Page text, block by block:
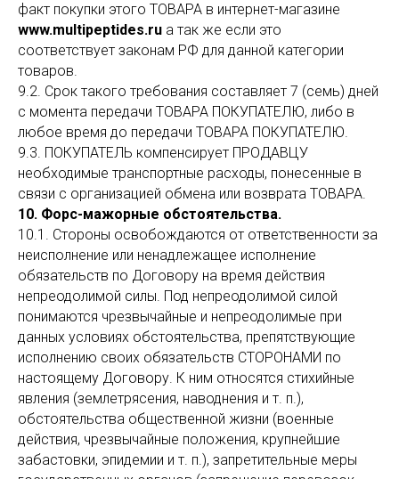
факт покупки этого ТОВАРА в интернет-магазине
www.multipeptides.ru а так же если это
соответствует законам РФ для данной категории
товаров.
9.2. Срок такого требования составляет 7 (семь) дней
с момента передачи ТОВАРА ПОКУПАТЕЛЮ, либо в
любое время до передачи ТОВАРА ПОКУПАТЕЛЮ.
9.3. ПОКУПАТЕЛЬ компенсирует ПРОДАВЦУ
необходимые транспортные расходы, понесенные в
связи с организацией обмена или возврата ТОВАРА.
10. Форс-мажорные обстоятельства.
10.1. Стороны освобождаются от ответственности за
неисполнение или ненадлежащее исполнение
обязательств по Договору на время действия
непреодолимой силы. Под непреодолимой силой
понимаются чрезвычайные и непреодолимые при
данных условиях обстоятельства, препятствующие
исполнению своих обязательств СТОРОНАМИ по
настоящему Договору. К ним относятся стихийные
явления (землетрясения, наводнения и т. п.),
обстоятельства общественной жизни (военные
действия, чрезвычайные положения, крупнейшие
забастовки, эпидемии и т. п.), запретительные меры